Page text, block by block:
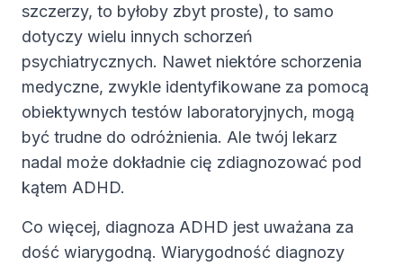
szczerzy, to byłoby zbyt proste), to samo
dotyczy wielu innych schorzeń
psychiatrycznych. Nawet niektóre schorzenia
medyczne, zwykle identyfikowane za pomocą
obiektywnych testów laboratoryjnych, mogą
być trudne do odróżnienia. Ale twój lekarz
nadal może dokładnie cię zdiagnozować pod
kątem ADHD.
Co więcej, diagnoza ADHD jest uważana za
dość wiarygodną. Wiarygodność diagnozy